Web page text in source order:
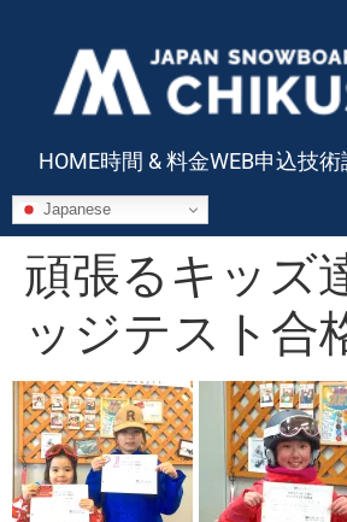
HOME時間 & 料金WEB申込技術
Japanese
頑張るキッズ
ッジテスト合